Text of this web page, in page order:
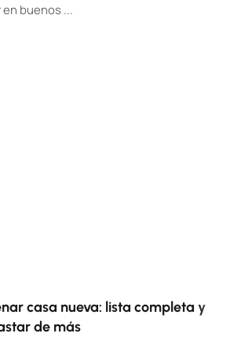
buenos ...
casa nueva: lista completa y
de más